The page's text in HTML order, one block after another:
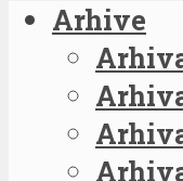
Arhive